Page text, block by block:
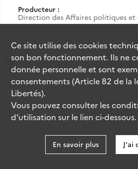
Producteur :
Direction des Affaires politiques et
n°
26
Ce site utilise descookies
son bon fonctionnement. Ils ne
donnée personnelle et sont
consentements (Article 82 de la
Libertés).
Vous pouvez consulter les
d’utilisation sur le lien ci-dessous.
En savoir plus J'ai